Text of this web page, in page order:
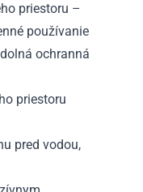
priestoru –
používanie
ochranná
priestoru
pred vodou,